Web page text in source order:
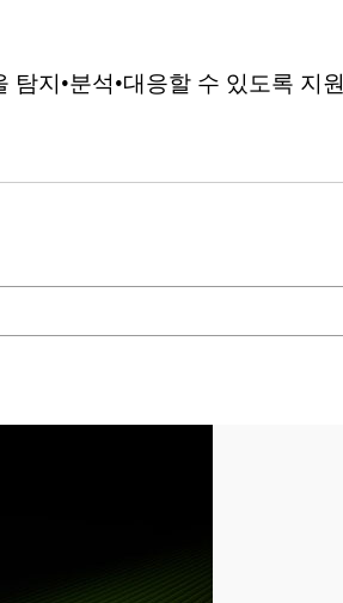
지•분석•대응할 수 있도록 지